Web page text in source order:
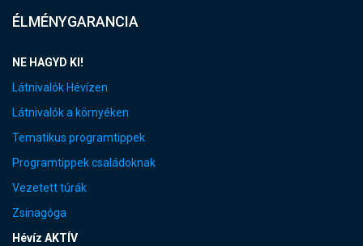
ÉLMÉNYGARANCIA
NE HAGYD KI!
Látnivalók Hévízen
Látnivalók a környéken
Tematikus programtippek
Programtippek családoknak
Vezetett túrák
Zsinagóga
Hévíz AKTÍV